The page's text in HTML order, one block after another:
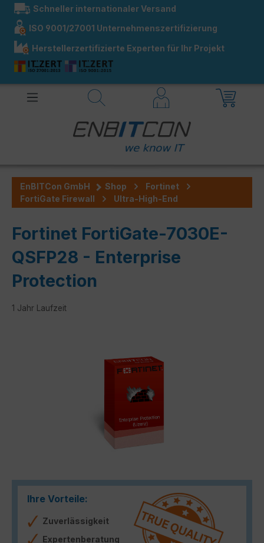
springen
Schneller internationaler Versand
ISO 9001/27001 Unternehmenszertifizierung
Herstellerzertifizierte Experten für Ihr Projekt
EnBITCon GmbH Shop
Fortinet
FortiGate Firewall
Ultra-High-End
Fortinet FortiGate-7030E-
QSFP28 - Enterprise
Protection
1 Jahr Laufzeit
Ihre Vorteile:
Zuverlässigkeit
Expertenberatung